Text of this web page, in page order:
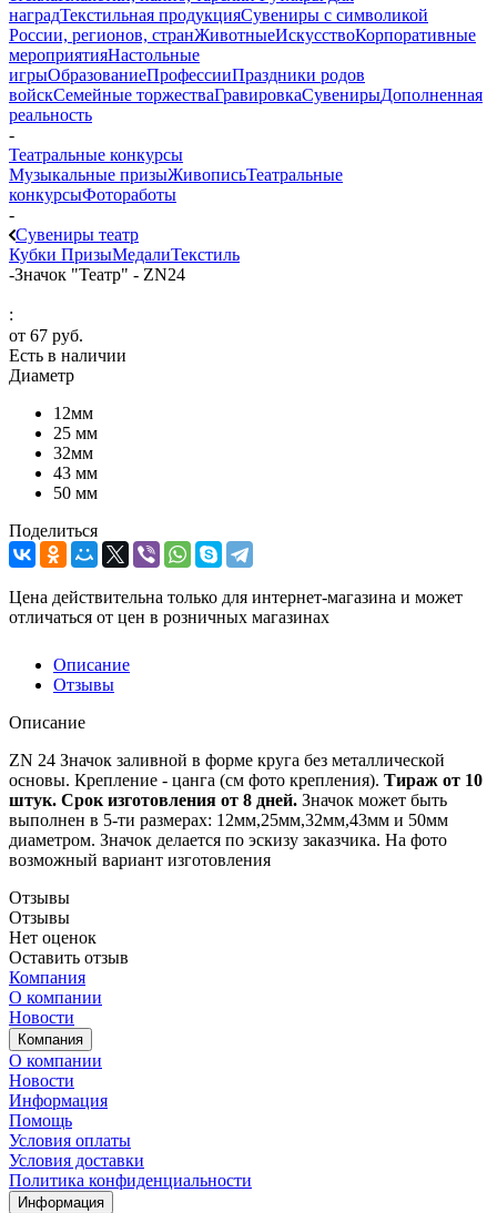
наградТекстильная продукцияСувениры с символикой
России, регионов, странЖивотныеИскусствоКорпоративные
мероприятияНастольные
игрыОбразованиеПрофессииПраздники родов
войскСемейные торжестваГравировкаСувенирыДополненная
реальность
-
Театральные конкурсы
Музыкальные призыЖивописьТеатральные
конкурсыФотоработы
-
Сувениры театр
Кубки ПризыМедалиТекстиль
-Значок "Театр" - ZN24
:
от 67 руб.
Есть в наличии
Диаметр
12мм
25 мм
32мм
43 мм
50 мм
Поделиться
Цена действительна только для интернет-магазина и может
отличаться от цен в розничных магазинах
Описание
Отзывы
Описание
ZN 24 Значок заливной в форме круга без металлической
основы. Крепление - цанга (см фото крепления). Тираж от 10
штук. Срок изготовления от 8 дней. Значок может быть
выполнен в 5-ти размерах: 12мм,25мм,32мм,43мм и 50мм
диаметром. Значок делается по эскизу заказчика. На фото
возможный вариант изготовления
Отзывы
Отзывы
Нет оценок
Оставить отзыв
Компания
О компании
Новости
Компания
О компании
Новости
Информация
Помощь
Условия оплаты
Условия доставки
Политика конфиденциальности
Информация